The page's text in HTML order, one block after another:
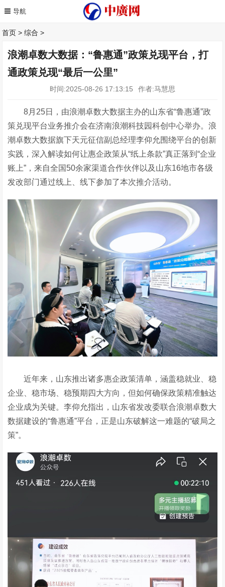
首页 >综合 >
浪潮卓数大数据：“鲁惠通”政策兑现平台，打
通政策兑现“最后一公里”
时间:2025-08-26 17:13:15 作者:马慧思
8月25日，由浪潮卓数大数据主办的山东省“鲁惠通”政
策兑现平台业务推介会在济南浪潮科技园科创中心举办。浪
潮卓数大数据旗下天元征信副总经理李仰允围绕平台的创新
实践，深入解读如何让惠企政策从“纸上条款”真正落到“企业
账上” ，来自全国50余家渠道合作伙伴以及山东16地市各级
发改部门通过线上、线下参加了本次推介活动。
近年来，山东推出诸多惠企政策清单，涵盖稳就业、稳
企业、稳市场、稳预期四大方向，但如何确保政策精准触达
企业成为关键。李仰允指出，山东省发改委联合浪潮卓数大
数据建设的“鲁惠通”平台，正是山东破解这一难题的“破局之
策”。